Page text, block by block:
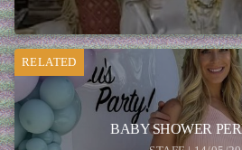
RELATED
BABY SHOWER